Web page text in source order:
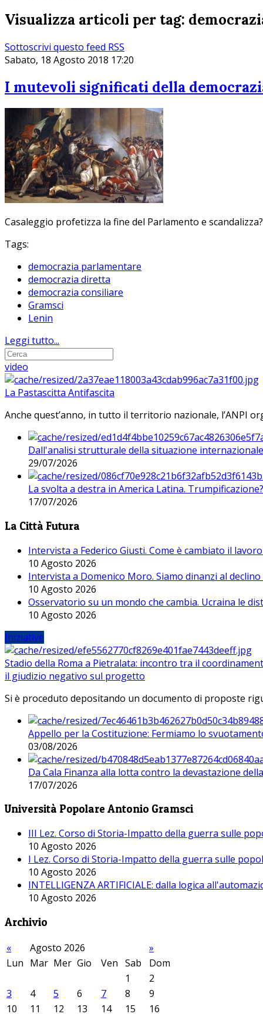
Visualizza articoli per tag:
Sottoscrivi questo feed RSS
Sabato, 18 Agosto 2018 17:20
I mutevoli significati della
Casaleggio profetizza la fine del Parlamento e
Tags:
democrazia parlamentare
democrazia diretta
democrazia consiliare
Gramsci
Lenin
Leggi tutto...
video
La Pastascitta Antifascita
Anche quest’anno, in tutto il territorio nazionale, l’ANPI
Dall'analisi strutturale della situazione
29/07/2026
La svolta a destra in America Latina. Trumpificazione?
17/07/2026
La Città Futura
Intervista a Federico Giusti. Come è cambiato il
10 Agosto 2026
Intervista a Domenico Moro. Siamo dinanzi al declino
10 Agosto 2026
Osservatorio su un mondo che cambia. Ucraina le
10 Agosto 2026
Iniziative
Stadio della Roma a Pietralata: incontro tra il
il giudizio negativo sul progetto
Si è proceduto depositando un documento di proposte
Appello per la Costituzione: Fermiamo lo
03/08/2026
Da Cala Finanza alla lotta contro la devastazione
17/07/2026
Università Popolare Antonio Gramsci
III Lez. Corso di Storia-Impatto della guerra sulle
10 Agosto 2026
I Lez. Corso di Storia-Impatto della guerra sulle
10 Agosto 2026
INTELLIGENZA ARTIFICIALE: dalla logica
10 Agosto 2026
Archivio
« Agosto 2026
»
Lun Mar Mer Gio Ven Sab
Dom
1
2
3
4 5 6 7 8
9
10
11 12 13 14 15 16